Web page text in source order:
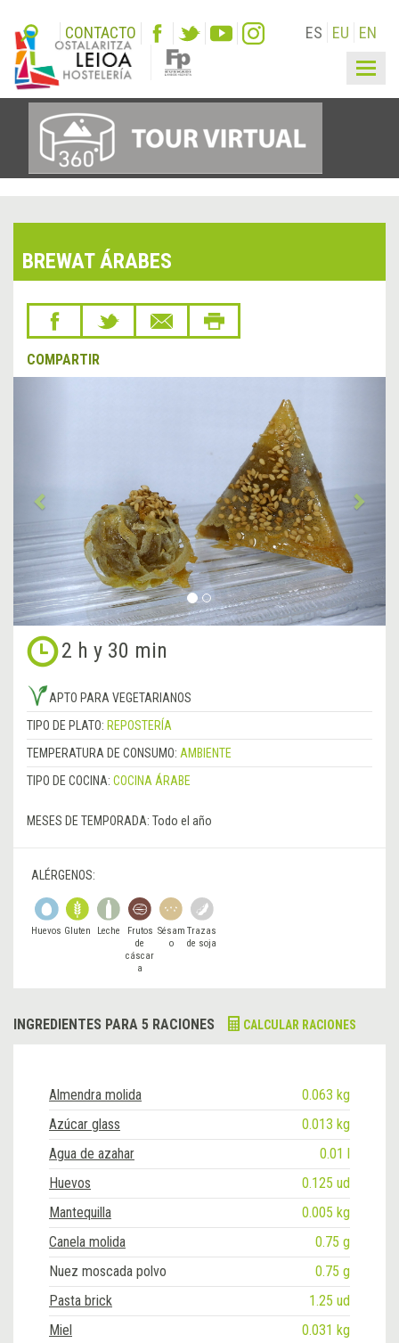
CONTACTO ES EU EN
BREWAT ÁRABES
COMPARTIR
2 h y 30 min
APTO PARA VEGETARIANOS
TIPO DE PLATO: REPOSTERÍA
TEMPERATURA DE CONSUMO: AMBIENTE
TIPO DE COCINA: COCINA ÁRABE
MESES DE TEMPORADA: Todo el año
ALÉRGENOS:
Huevos Gluten Leche
Frutos
de
cáscar
a
Sésam
o
Trazas
de soja
INGREDIENTES PARA 5 RACIONES CALCULAR RACIONES
Almendra molida
0.063 kg
Azúcar glass
0.013 kg
Agua de azahar
0.01 l
Huevos
0.125 ud
Mantequilla
0.005 kg
Canela molida
0.75 g
Nuez moscada polvo
0.75 g
Pasta brick
1.25 ud
Miel
0.031 kg